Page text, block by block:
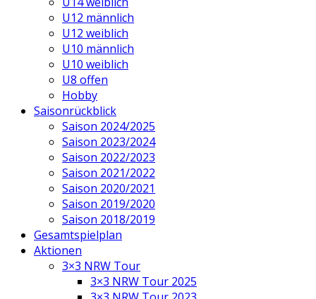
U12 männlich
U12 weiblich
U10 männlich
U10 weiblich
U8 offen
Hobby
Saisonrückblick
Saison 2024/2025
Saison 2023/2024
Saison 2022/2023
Saison 2021/2022
Saison 2020/2021
Saison 2019/2020
Saison 2018/2019
Gesamtspielplan
Aktionen
3×3 NRW Tour
3×3 NRW Tour 2025